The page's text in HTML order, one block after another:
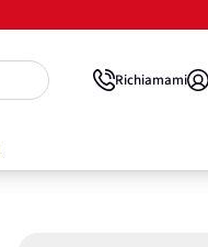
Richiamami